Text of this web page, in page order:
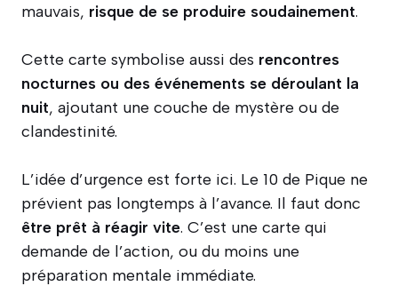
mauvais, risque de se produire soudainement.
Cette carte symbolise aussi des rencontres
nocturnes ou des événements se déroulant la
nuit, ajoutant une couche de mystère ou de
clandestinité.
L’idée d’urgence est forte ici. Le 10 de Pique ne
prévient pas longtemps à l’avance. Il faut donc
être prêt à réagir vite. C’est une carte qui
demande de l’action, ou du moins une
préparation mentale immédiate.